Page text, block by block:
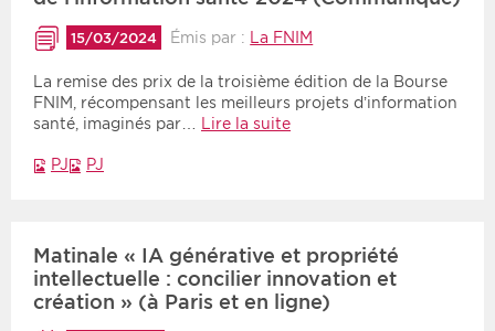
15/03/2024 Émis par : La FNIM
La remise des prix de la troisième édition de la Bourse
FNIM, récompensant les meilleurs projets d’information
santé, imaginés par…
Lire la suite
PJ PJ
Matinale « IA générative et propriété
intellectuelle : concilier innovation et
création » (à Paris et en ligne)